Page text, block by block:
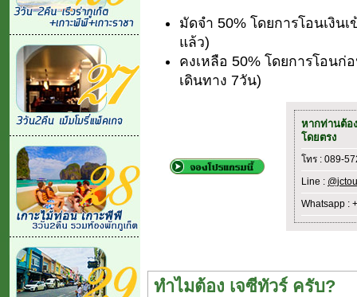
มัดจำ 50% โดยการโอนเงิน
แล้ว)
คงเหลือ 50% โดยการโอน
เดินทาง 7วัน)
หากท่านต้อ
โดยตรง
โทร : 089-
Line :
Whatsapp :
ทำไมต้อง เจซีทัวร์ ครับ?